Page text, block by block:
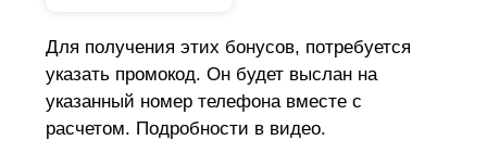
Для получения этих бонусов, потребуется
указать промокод. Он будет выслан на
указанный номер телефона вместе с
расчетом. Подробности в видео.